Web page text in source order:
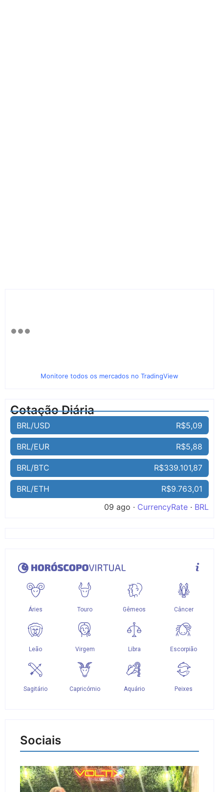
Monitore todos os mercados no TradingView
Cotação Diária
BRL/USD R$5,09
BRL/EUR R$5,88
BRL/BTC R$339.101,87
BRL/ETH
R$9.763,01
09 ago · CurrencyRate · BRL
Sociais